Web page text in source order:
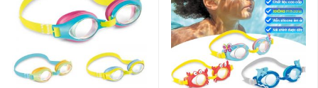
THÔNG TIN THƯƠNG HIỆU